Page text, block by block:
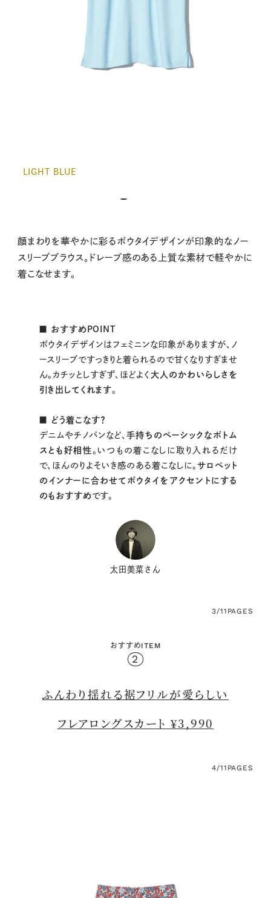
LIGHT BLUE
顔まわりを華やかに彩るボウタイデザインが印象的なノー
スリーブブラウス。ドレープ感のある上質な素材で軽やかに
着こなせます。
■ おすすめPOINT
ボウタイデザインはフェミニンな印象がありますが、ノ
ースリーブですっきりと着られるので甘くなりすぎませ
ん。カチッとしすぎず、ほどよく大人のかわいらしさを
引き出してくれます。
■ どう着こなす？
デニムやチノパンなど、手持ちのベーシックなボトム
スとも好相性 。いつもの着こなしに取り入れるだけ
で、ほんのりよそいき感のある着こなしに。サロペット
のインナーに合わせてボウタイをアクセントにする
のもおすすめです。
太田美菜さん
3/11 PAGES
おすすめITEM
2
ふんわり揺れる裾フリルが愛らしい
フレアロングスカート ¥3,990
4/11 PAGES